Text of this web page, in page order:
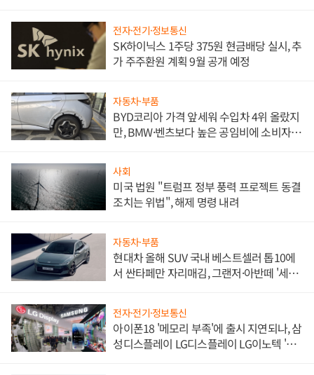
전자·전기·정보통신
SK하이닉스 1주당 375원 현금배당 실시, 추
가 주주환원 계획 9월 공개 예정
자동차·부품
BYD코리아 가격 앞세워 수입차 4위 올랐지
만, BMW·벤츠보다 높은 공임비에 소비자
사회
미국 법원 "트럼프 정부 풍력 프로젝트 동결
조치는 위법", 해제 명령 내려
자동차·부품
현대차 올해 SUV 국내 베스트셀러 톱10에
서 싼타페만 자리매김, 그랜저·아반떼 '세단
전자·전기·정보통신
아이폰18 '메모리 부족'에 출시 지연되나, 삼
성디스플레이 LG디스플레이 LG이노텍 '탈